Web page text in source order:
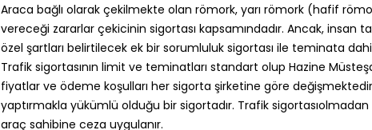
Araca bağlı olarak çekilmekte olan römork, yarı römork (hafif
vereceği zararlar çekicinin sigortası kapsamındadır. Ancak, insan
özel şartları belirtilecek ek bir sorumluluk sigortası ile teminata
Trafik sigortasının limit ve teminatları standart olup Hazine
fiyatlar ve ödeme koşulları her sigorta şirketine göre
yaptırmakla yükümlü olduğu bir sigortadır. Trafik
araç sahibine ceza uygulanır.